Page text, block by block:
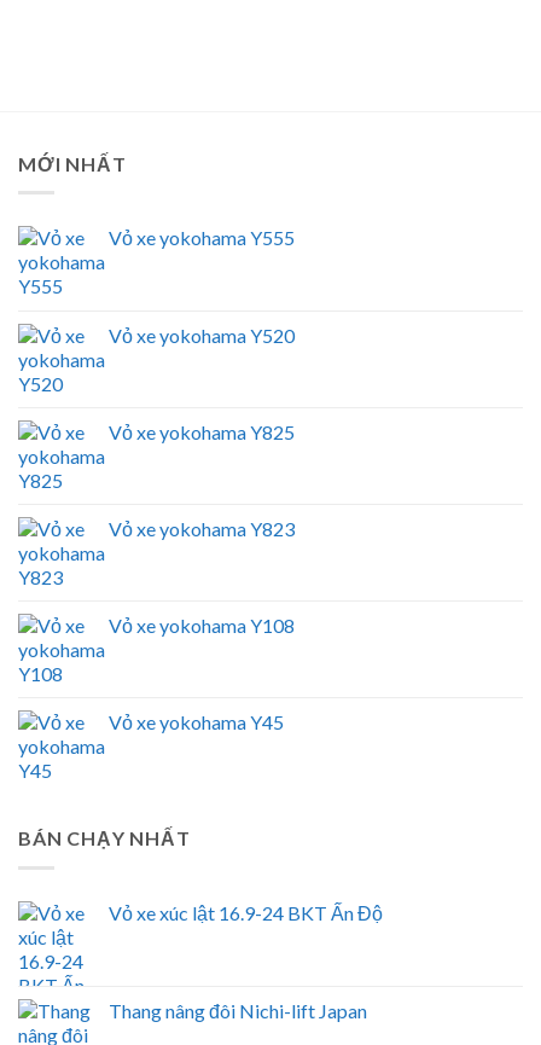
MỚI NHẤT
Vỏ xe yokohama Y555
Vỏ xe yokohama Y520
Vỏ xe yokohama Y825
Vỏ xe yokohama Y823
Vỏ xe yokohama Y108
Vỏ xe yokohama Y45
BÁN CHẠY NHẤT
Vỏ xe xúc lật 16.9-24 BKT Ấn Độ
Thang nâng đôi Nichi-lift Japan